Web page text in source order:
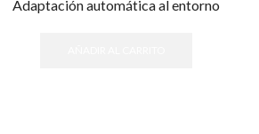
Adaptación automática al entorno